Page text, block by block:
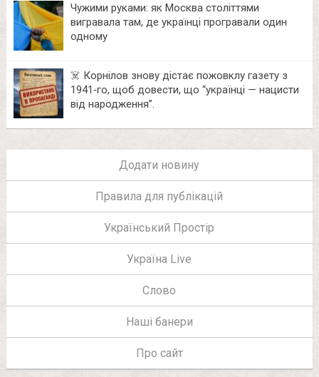
Чужими руками: як Москва століттями
вигравала там, де українці програвали один
одному
☠️ Корнілов знову дістає пожовклу газету з
1941‑го, щоб довести, що “українці — нацисти
від народження”.
Додати новину
Правила для публікацій
Український Простір
Україна Live
Слово
Наші банери
Про сайт